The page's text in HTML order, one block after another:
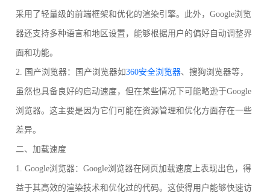
采用了轻量级的前端框架和优化的渲染引擎。此外，Google浏览
器还支持多种语言和地区设置，能够根据用户的偏好自动调整界
面和功能。
2. 国产浏览器：国产浏览器如360安全浏览器、搜狗浏览器等，
虽然也具备良好的启动速度，但在某些情况下可能略逊于Google
浏览器。这主要是因为它们可能在资源管理和优化方面存在一些
差异。
二、加载速度
1. Google浏览器：Google浏览器在网页加载速度上表现出色，得
益于其高效的渲染技术和优化过的代码。这使得用户能够快速访